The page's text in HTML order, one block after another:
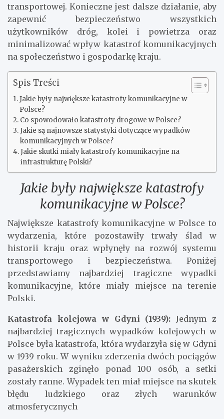
transportowej. Konieczne jest dalsze działanie, aby
zapewnić bezpieczeństwo wszystkich
użytkowników dróg, kolei i powietrza oraz
minimalizować wpływ katastrof komunikacyjnych
na społeczeństwo i gospodarkę kraju.
Spis Treści
Jakie były największe katastrofy komunikacyjne w
Polsce?
Co spowodowało katastrofy drogowe w Polsce?
Jakie są najnowsze statystyki dotyczące wypadków
komunikacyjnych w Polsce?
Jakie skutki miały katastrofy komunikacyjne na
infrastrukturę Polski?
Jakie były największe katastrofy
komunikacyjne w Polsce?
Największe katastrofy komunikacyjne w Polsce to
wydarzenia, które pozostawiły trwały ślad w
historii kraju oraz wpłynęły na rozwój systemu
transportowego i bezpieczeństwa. Poniżej
przedstawiamy najbardziej tragiczne wypadki
komunikacyjne, które miały miejsce na terenie
Polski.
Katastrofa kolejowa w Gdyni (1939): Jednym z
najbardziej tragicznych wypadków kolejowych w
Polsce była katastrofa, która wydarzyła się w Gdyni
w 1939 roku. W wyniku zderzenia dwóch pociągów
pasażerskich zginęło ponad 100 osób, a setki
zostały ranne. Wypadek ten miał miejsce na skutek
błędu ludzkiego oraz złych warunków
atmosferycznych